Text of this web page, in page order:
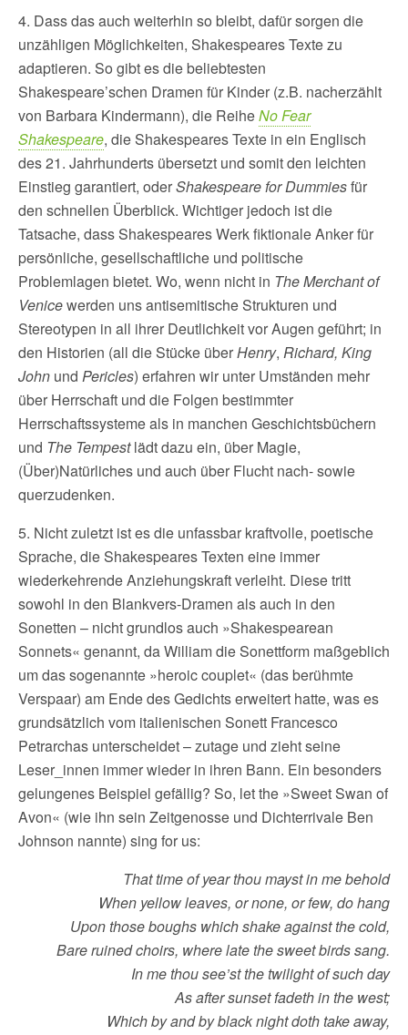
4. Dass das auch weiterhin so bleibt, dafür sorgen die
unzähligen Möglichkeiten, Shakespeares Texte zu
adaptieren. So gibt es die beliebtesten
Shakespeare’schen Dramen für Kinder (z.B. nacherzählt
von Barbara Kindermann), die ReiheNo Fear
Shakespeare, die Shakespeares Texte in ein Englisch
des 21. Jahrhunderts übersetzt und somit den leichten
Einstieg garantiert, oderShakespeare for Dummiesfür
den schnellen Überblick. Wichtiger jedoch ist die
Tatsache, dass Shakespeares Werk fiktionale Anker für
persönliche, gesellschaftliche und politische
Problemlagen bietet. Wo, wenn nicht in The Merchant of
Venicewerden uns antisemitische Strukturen und
Stereotypen in all ihrer Deutlichkeit vor Augen geführt; in
den Historien (all die Stücke überHenry, Richard, King
John und Pericles) erfahren wir unter Umständen mehr
über Herrschaft und die Folgen bestimmter
Herrschaftssysteme als in manchen Geschichtsbüchern
und The Tempestlädt dazu ein, über Magie,
(Über)Natürliches und auch über Flucht nach- sowie
querzudenken.
5. Nicht zuletzt ist es die unfassbar kraftvolle, poetische
Sprache, die Shakespeares Texten eine immer
wiederkehrende Anziehungskraft verleiht. Diese tritt
sowohl in den Blankvers-Dramen als auch in den
Sonetten – nicht grundlos auch »Shakespearean
Sonnets« genannt, da William die Sonettform maßgeblich
um das sogenannte »heroic couplet« (das berühmte
Verspaar) am Ende des Gedichts erweitert hatte, was es
grundsätzlich vom italienischen Sonett Francesco
Petrarchas unterscheidet – zutage und zieht seine
Leser_innen immer wieder in ihren Bann. Ein besonders
gelungenes Beispiel gefällig? So, let the »Sweet Swan of
Avon« (wie ihn sein Zeitgenosse und Dichterrivale Ben
Johnson nannte) sing for us:
That time of year thou mayst in me behold
When yellow leaves, or none, or few, do hang
Upon those boughs which shake against the cold,
Bare ruined choirs, where late the sweet birds sang.
In me thou see’st the twilight of such day
As after sunset fadeth in the west;
Which by and by black night doth take away,